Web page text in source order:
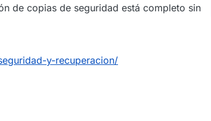
de copias de seguridad está completo sin
y-recuperacion/